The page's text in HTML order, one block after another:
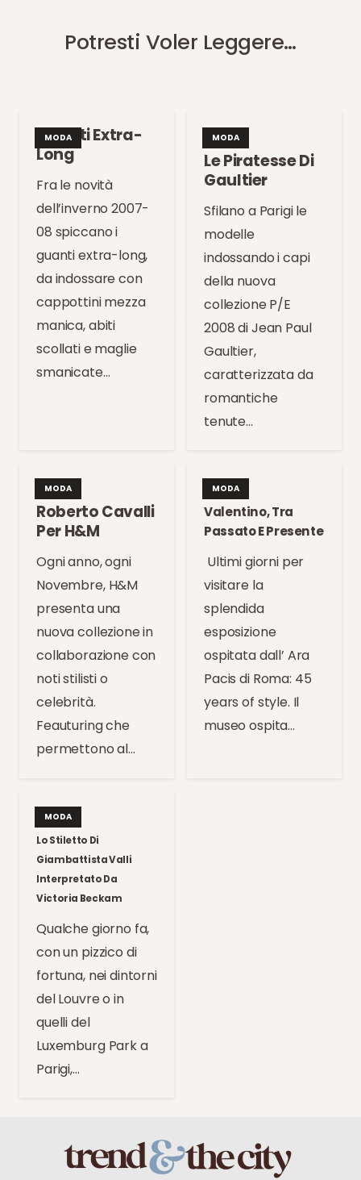
Potresti Voler Leggere…
MODA
Guanti Extra-
Long
Fra le novità
dell’inverno 2007-
08 spiccano i
guanti extra-long,
da indossare con
cappottini mezza
manica, abiti
scollati e maglie
smanicate…
MODA
Le Piratesse Di
Gaultier
Sfilano a Parigi le
modelle
indossando i capi
della nuova
collezione P/E
2008 di Jean Paul
Gaultier,
caratterizzata da
romantiche
tenute…
MODA
Roberto Cavalli
Per H&M
Ogni anno, ogni
Novembre, H&M
presenta una
nuova collezione in
collaborazione con
noti stilisti o
celebrità.
Feauturing che
permettono al…
MODA
Valentino, Tra
Passato E Presente
Ultimi giorni per
visitare la
splendida
esposizione
ospitata dall’ Ara
Pacis di Roma: 45
years of style. Il
museo ospita…
MODA
Lo Stiletto Di
Giambattista Valli
Interpretato Da
Victoria Beckam
Qualche giorno fa,
con un pizzico di
fortuna, nei dintorni
del Louvre o in
quelli del
Luxemburg Park a
Parigi,…